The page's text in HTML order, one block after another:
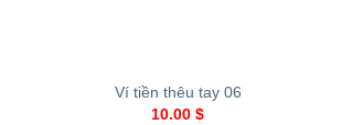
Ví tiền thêu tay 06
10.00 $